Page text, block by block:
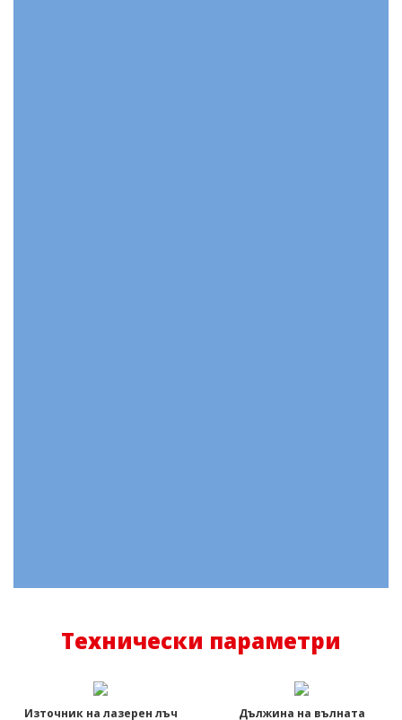
Технически параметри
Източник на лазерен лъч
Дължина на вълната